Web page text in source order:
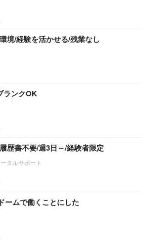
境/経験を活かせる/残業なし
ランクOK
歴書不要/週3日～/経験者限定
タルサポート
ームで働くことにした